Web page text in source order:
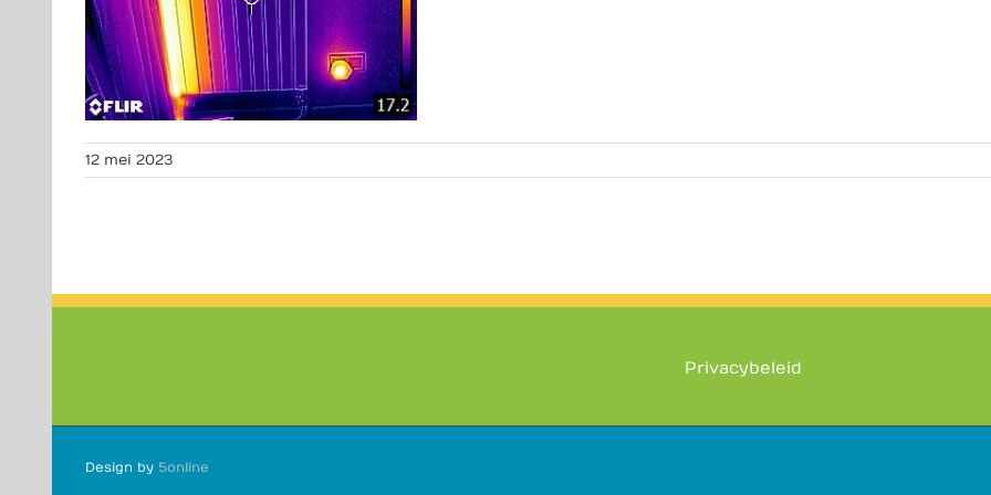
12 mei 2023
Privacybeleid
Design by 5online